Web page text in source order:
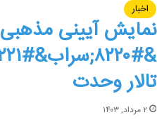
اخبار
نمایش آیینی مذهبی
تالار وحدت
۲ مرداد, ۱۴۰۳